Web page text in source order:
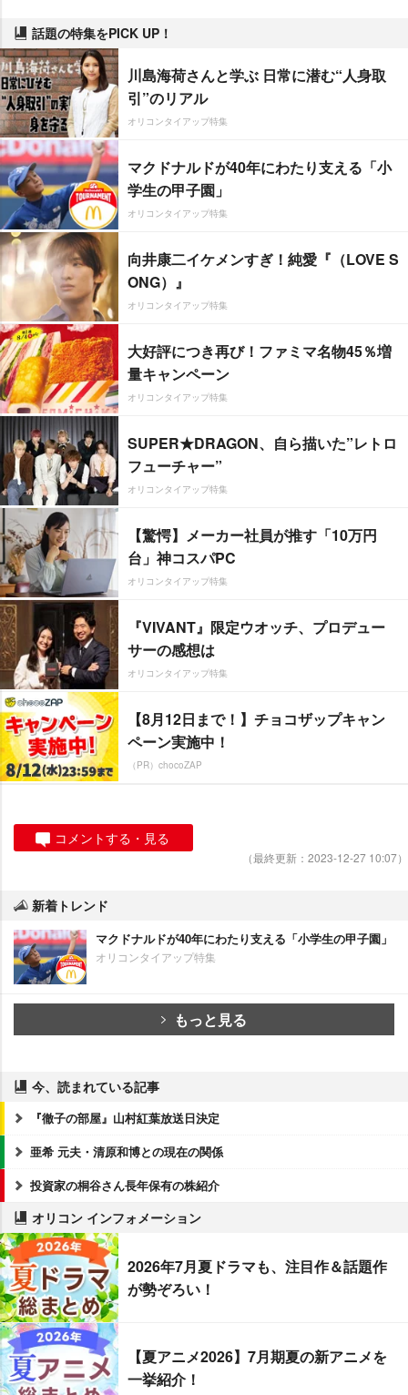
話題の特集をPICK UP！
川島海荷さんと学ぶ 日常に潜む“人身取
引”のリアル
オリコンタイアップ特集
マクドナルドが40年にわたり支える「小
学生の甲子園」
オリコンタイアップ特集
向井康二イケメンすぎ！純愛『（LOVE S
ONG）』
オリコンタイアップ特集
大好評につき再び！ファミマ名物45％増
量キャンペーン
オリコンタイアップ特集
SUPER★DRAGON、自ら描いた”レトロ
フューチャー”
オリコンタイアップ特集
【驚愕】メーカー社員が推す「10万円
台」神コスパPC
オリコンタイアップ特集
『VIVANT』限定ウオッチ、プロデュー
サーの感想は
オリコンタイアップ特集
【8月12日まで！】チョコザップキャン
ペーン実施中！
（PR）chocoZAP
コメントする・見る
（最終更新：2023-12-27 10:07）
新着トレンド
マクドナルドが40年にわたり支える「小学生の甲子園」
オリコンタイアップ特集
もっと見る
今、読まれている記事
『徹子の部屋』山村紅葉放送日決定
亜希 元夫・清原和博との現在の関係
投資家の桐谷さん長年保有の株紹介
オリコン インフォメーション
2026年7月夏ドラマも、注目作＆話題作
が勢ぞろい！
【夏アニメ2026】7月期夏の新アニメを
一挙紹介！